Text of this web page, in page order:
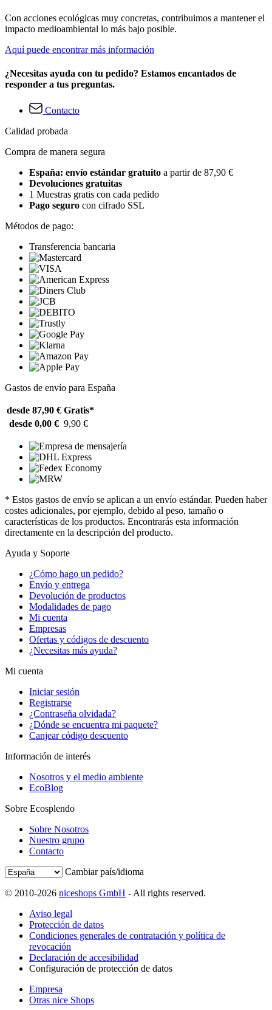
Con acciones ecológicas muy concretas, contribuimos a mantener el
impacto medioambiental lo más bajo posible.
Aquí puede encontrar más información
¿Necesitas ayuda con tu pedido? Estamos encantados de
responder a tus preguntas.
Contacto
Calidad probada
Compra de manera segura
España: envío estándar gratuito a partir de 87,90 €
Devoluciones gratuitas
1 Muestras gratis con cada pedido
Pago seguro con cifrado SSL
Métodos de pago:
Transferencia bancaria
Gastos de envío para España
desde 87,90 € Gratis*
desde 0,00 € 9,90 €
* Estos gastos de envío se aplican a un envío estándar. Pueden haber
costes adicionales, por ejemplo, debido al peso, tamaño o
características de los productos. Encontrarás esta información
directamente en la descripción del producto.
Ayuda y Soporte
¿Cómo hago un pedido?
Envío y entrega
Devolución de productos
Modalidades de pago
Mi cuenta
Empresas
Ofertas y códigos de descuento
¿Necesitas más ayuda?
Mi cuenta
Iniciar sesión
Registrarse
¿Contraseña olvidada?
¿Dónde se encuentra mi paquete?
Canjear código descuento
Información de interés
Nosotros y el medio ambiente
EcoBlog
Sobre Ecosplendo
Sobre Nosotros
Nuestro grupo
Contacto
Cambiar país/idioma
© 2010-2026 niceshops GmbH - All rights reserved.
Aviso legal
Protección de datos
Condiciones generales de contratación y política de
revocación
Declaración de accesibilidad
Configuración de protección de datos
Empresa
Otras nice Shops